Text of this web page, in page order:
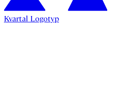
Kvartal Logotyp